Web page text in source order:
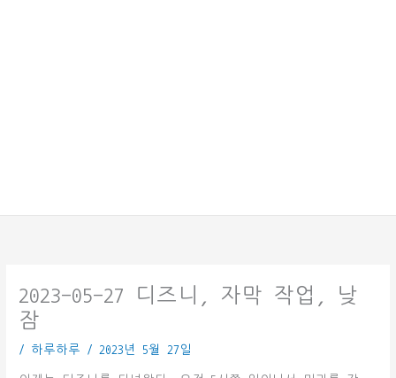
2023-05-27 디즈니, 자막 작업, 낮
잠
/ 하루하루 / 2023년 5월 27일